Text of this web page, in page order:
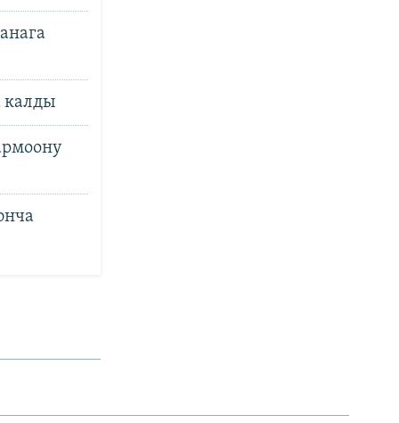
калды